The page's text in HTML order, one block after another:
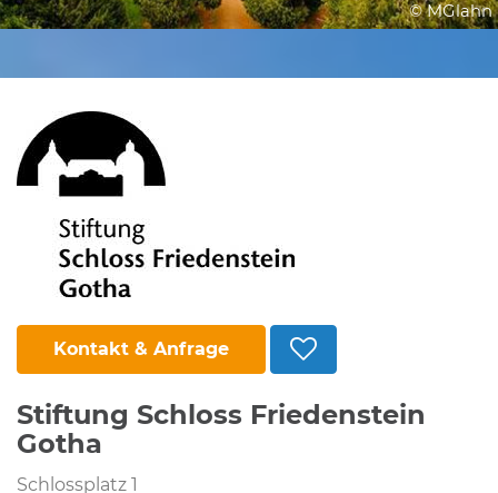
© MGlahn
Kontakt & Anfrage
Stiftung Schloss Friedenstein
Gotha
Schlossplatz 1